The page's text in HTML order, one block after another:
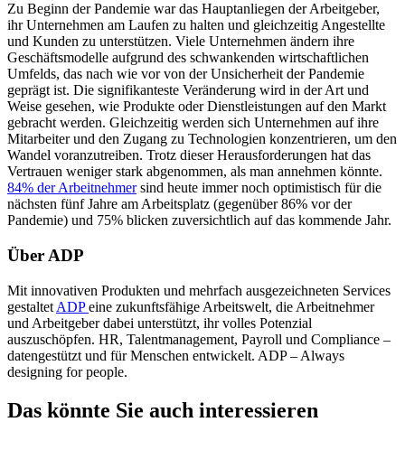
Zu Beginn der Pandemie war das Hauptanliegen der Arbeitgeber,
ihr Unternehmen am Laufen zu halten und gleichzeitig Angestellte
und Kunden zu unterstützen. Viele Unternehmen ändern ihre
Geschäftsmodelle aufgrund des schwankenden wirtschaftlichen
Umfelds, das nach wie vor von der Unsicherheit der Pandemie
geprägt ist. Die signifikanteste Veränderung wird in der Art und
Weise gesehen, wie Produkte oder Dienstleistungen auf den Markt
gebracht werden. Gleichzeitig werden sich Unternehmen auf ihre
Mitarbeiter und den Zugang zu Technologien konzentrieren, um den
Wandel voranzutreiben. Trotz dieser Herausforderungen hat das
Vertrauen weniger stark abgenommen, als man annehmen könnte.
84% der Arbeitnehmersind heute immer noch optimistisch für die
nächsten fünf Jahre am Arbeitsplatz (gegenüber 86% vor der
Pandemie) und 75% blicken zuversichtlich auf das kommende Jahr.
Über ADP
Mit innovativen Produkten und mehrfach ausgezeichneten Services
gestaltet ADPeine zukunftsfähige Arbeitswelt, die Arbeitnehmer
und Arbeitgeber dabei unterstützt, ihr volles Potenzial
auszuschöpfen. HR, Talentmanagement, Payroll und Compliance –
datengestützt und für Menschen entwickelt. ADP – Always
designing for people.
Das könnte Sie auch interessieren